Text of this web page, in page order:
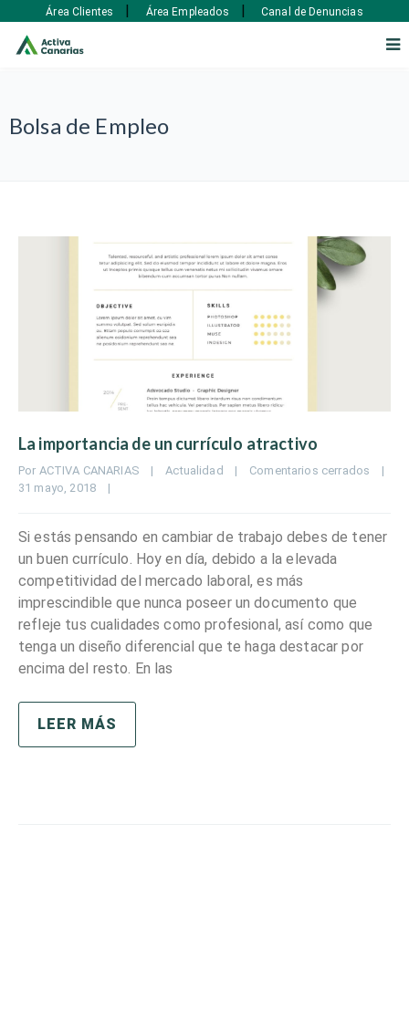
Bolsa de Empleo
La importancia de un currículo atractivo
Por ACTIVA CANARIAS | Actualidad | Comentarios cerrados
|
31 mayo, 2018 |
Si estás pensando en cambiar de trabajo debes de tener
un buen currículo. Hoy en día, debido a la elevada
competitividad del mercado laboral, es más
imprescindible que nunca poseer un documento que
refleje tus cualidades como profesional, así como que
tenga un diseño diferencial que te haga destacar por
encima del resto. En las
LEER MÁS
Área Clientes | Área Empleados | Canal de Denuncias